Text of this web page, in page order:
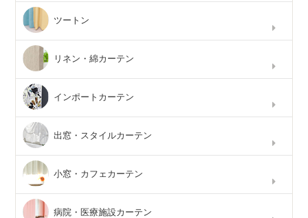
ツートン
リネン・綿カーテン
インポートカーテン
出窓・スタイルカーテン
小窓・カフェカーテン
病院・医療施設カーテン